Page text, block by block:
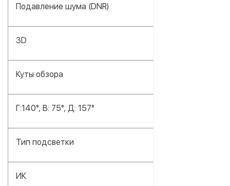
Подавление шума (DNR)
3D
Куты обзора
Г:140°, В: 75°, Д: 157°
Тип подсветки
ИК